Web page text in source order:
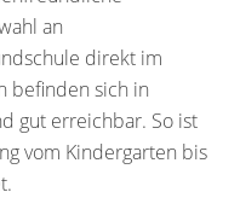
an
direkt im
befinden sich in
gut erreichbar. So ist
vom Kindergarten bis